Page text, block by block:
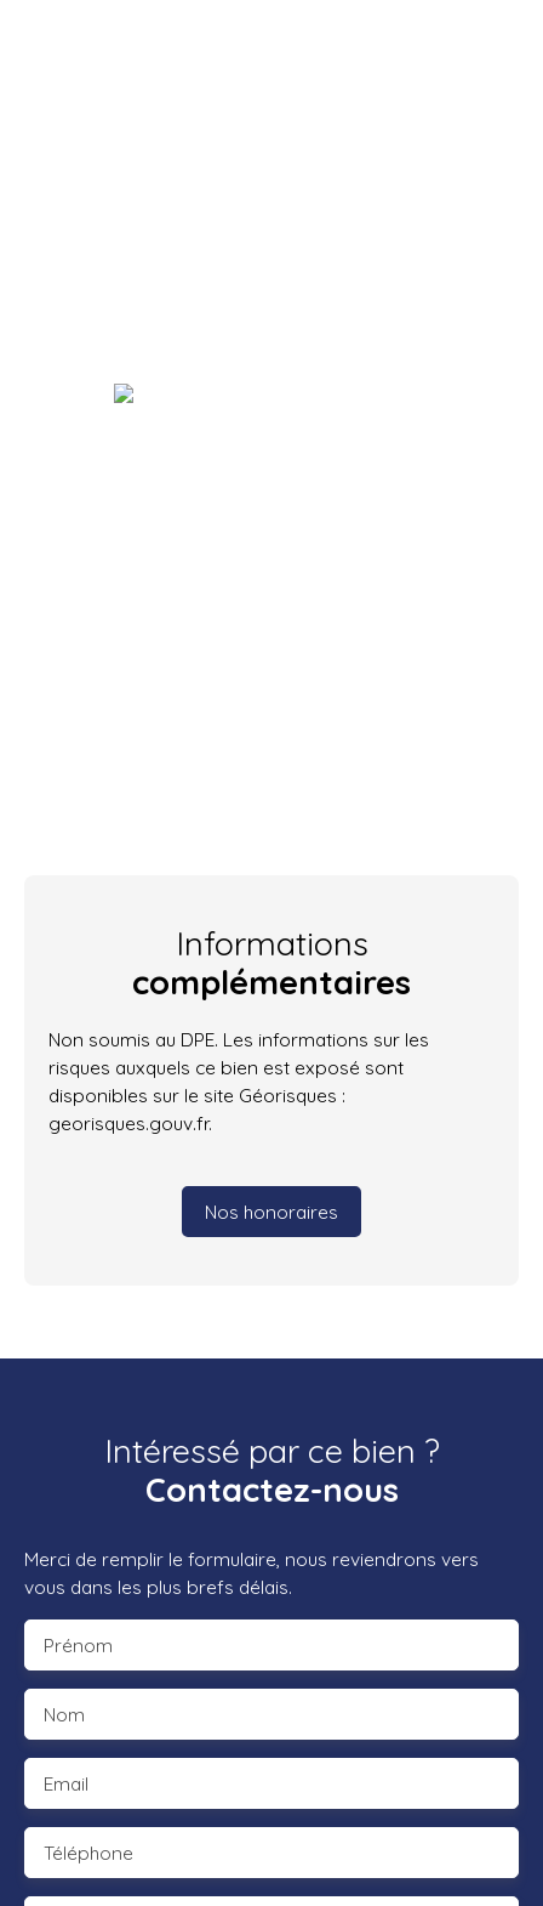
Informations
complémentaires
Non soumis au DPE. Les informations sur les
risques auxquels ce bien est exposé sont
disponibles sur le site Géorisques :
georisques.gouv.fr.
Nos honoraires
Intéressé par ce bien ?
Contactez-nous
Merci de remplir le formulaire, nous reviendrons vers
vous dans les plus brefs délais.
Prénom
Nom
Email
Téléphone